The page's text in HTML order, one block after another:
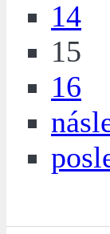
14
15
16